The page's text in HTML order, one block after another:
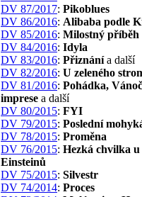
DV 87/2017: Pikoblues
DV 86/2016: Alibaba podle
DV 85/2016: Milostný příběh
DV 84/2016: Idyla
DV 83/2016: Přiznánía další
DV 82/2016: U zeleného
DV 81/2016: Pohádka,
imprese a další
DV 80/2015: FYI
DV 79/2015: Poslední
DV 78/2015: Proměna
DV 76/2015: Hezká chvilka u
Einsteinů
DV 75/2015: Silvestr
DV 74/2014: Proces